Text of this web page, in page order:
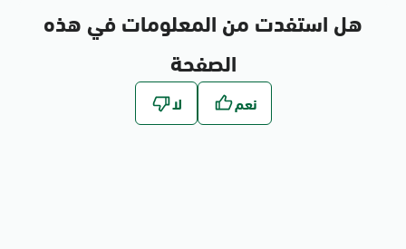
هل استفدت من المعلومات في هذه
الصفحة